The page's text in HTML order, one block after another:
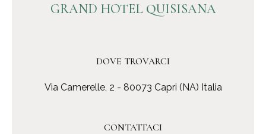
GRAND HOTEL QUISISANA
DOVE TROVARCI
Via Camerelle, 2 - 80073 Capri (NA) Italia
CONTATTACI